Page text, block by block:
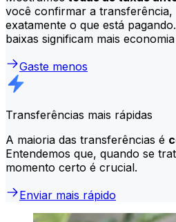
você confirmar a transferência,
exatamente o que está
baixas significam mais
Gaste menos
Transferências mais rápidas
A maioria das transferências é
Entendemos que, quando se
momento certo é crucial.
Enviar mais rápido